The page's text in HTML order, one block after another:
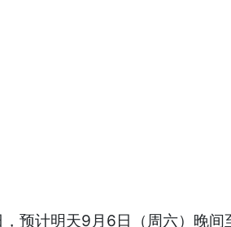
预计明天9月6日（周六）晚间